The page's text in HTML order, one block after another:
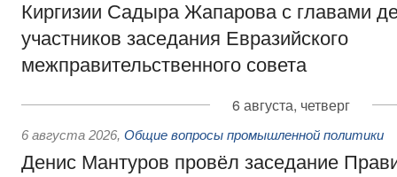
Киргизии Садыра Жапарова с главами
участников заседания Евразийского
межправительственного совета
6 августа, четверг
6 августа 2026, Общие вопросы промышленной политики
Денис Мантуров провёл заседание